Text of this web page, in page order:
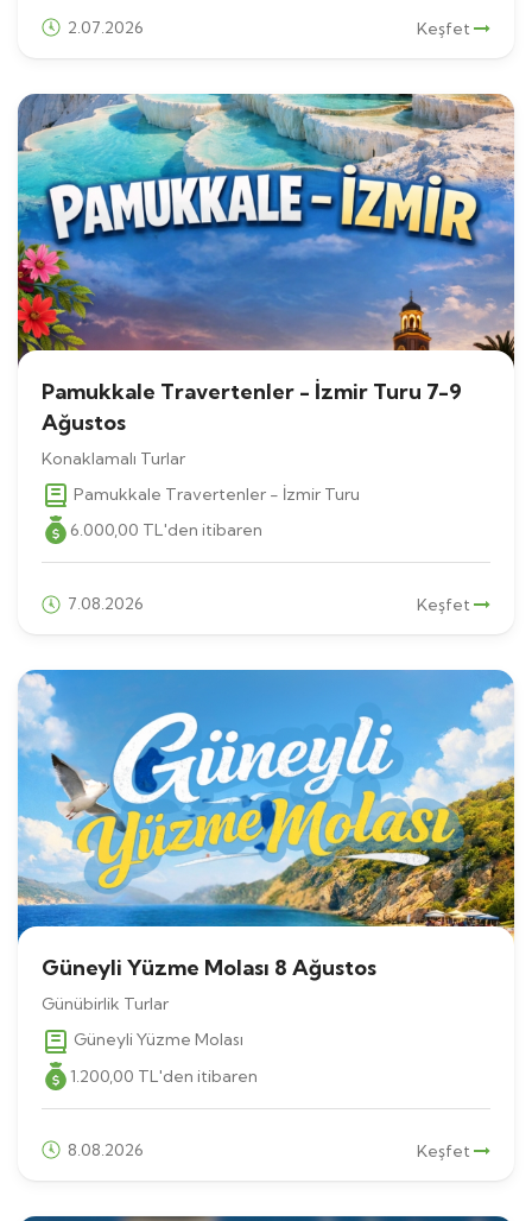
2.07.2026 Keşfet
Pamukkale Travertenler - İzmir Turu 7-9
Ağustos
Konaklamalı Turlar
Pamukkale Travertenler - İzmir Turu
6.000,00 TL'den itibaren
7.08.2026 Keşfet
Güneyli Yüzme Molası 8 Ağustos
Günübirlik Turlar
Güneyli Yüzme Molası
1.200,00 TL'den itibaren
8.08.2026 Keşfet